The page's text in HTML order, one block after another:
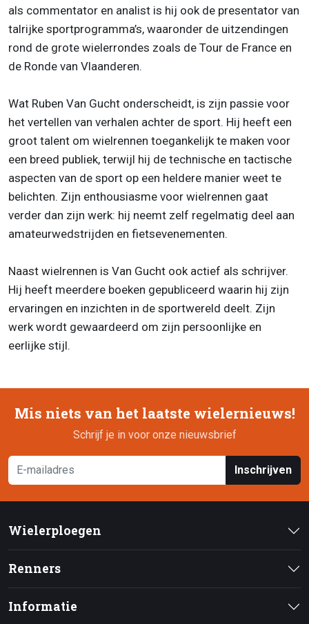
als commentator en analist is hij ook de presentator van
talrijke sportprogramma’s, waaronder de uitzendingen
rond de grote wielerrondes zoals de Tour de France en
de Ronde van Vlaanderen.
Wat Ruben Van Gucht onderscheidt, is zijn passie voor
het vertellen van verhalen achter de sport. Hij heeft een
groot talent om wielrennen toegankelijk te maken voor
een breed publiek, terwijl hij de technische en tactische
aspecten van de sport op een heldere manier weet te
belichten. Zijn enthousiasme voor wielrennen gaat
verder dan zijn werk: hij neemt zelf regelmatig deel aan
amateurwedstrijden en fietsevenementen.
Naast wielrennen is Van Gucht ook actief als schrijver.
Hij heeft meerdere boeken gepubliceerd waarin hij zijn
ervaringen en inzichten in de sportwereld deelt. Zijn
werk wordt gewaardeerd om zijn persoonlijke en
eerlijke stijl.
Mis niets van het laatste wielernieuws!
Schrijf je in voor onze nieuwsbrief
Inschrijven
Wielerploegen
Renners
Informatie